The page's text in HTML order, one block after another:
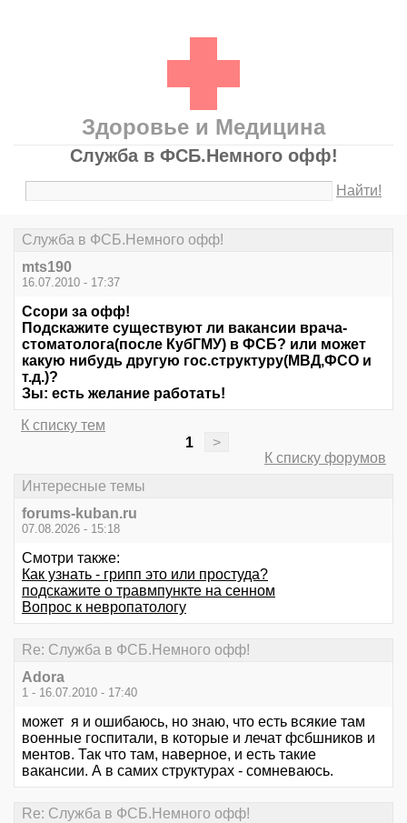
Здоровье и Медицина
Служба в ФСБ.Немного офф!
Найти!
Служба в ФСБ.Немного офф!
mts190
16.07.2010 - 17:37
Ссори за офф!
Подскажите существуют ли вакансии врача-
стоматолога(после КубГМУ) в ФСБ? или может
какую нибудь другую гос.структуру(МВД,ФСО и
т.д.)?
Зы: есть желание работать!
К списку тем
1
>
К списку форумов
Интересные темы
forums-kuban.ru
07.08.2026 - 15:18
Смотри также:
Как узнать - грипп это или простуда?
подскажите о травмпункте на сенном
Вопрос к невропатологу
Re: Служба в ФСБ.Немного офф!
Adora
1 - 16.07.2010 - 17:40
может я и ошибаюсь, но знаю, что есть всякие там
военные госпитали, в которые и лечат фсбшников и
ментов. Так что там, наверное, и есть такие
вакансии. А в самих структурах - сомневаюсь.
Re: Служба в ФСБ.Немного офф!